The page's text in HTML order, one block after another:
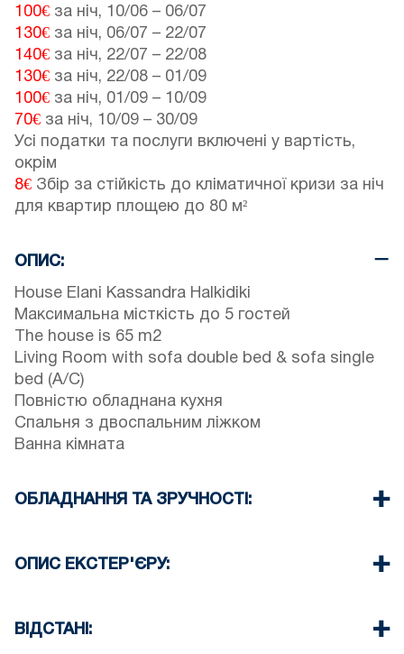
100€ за ніч, 10/06 – 06/07
130€ за ніч, 06/07 – 22/07
140€ за ніч, 22/07 – 22/08
130€ за ніч, 22/08 – 01/09
100€ за ніч, 01/09 – 10/09
70€ за ніч, 10/09 – 30/09
Усі податки та послуги включені у вартість,
окрім
8€ Збір за стійкість до кліматичної кризи за ніч
для квартир площею до 80 м²
ОПИС:
House Elani Kassandra Halkidiki
Максимальна місткість до 5 гостей
The house is 65 m2
Living Room with sofa double bed & sofa single
bed (A/C)
Повністю обладнана кухня
Спальня з двоспальним ліжком
Ванна кімната
ОБЛАДНАННЯ ТА ЗРУЧНОСТІ:
Один кондиціонер
Посудомийна машина
Пральна машина
ОПИС ЕКСТЕР'ЄРУ:
Two parking spaces available for the guests of
the complex
ВІДСТАНІ: